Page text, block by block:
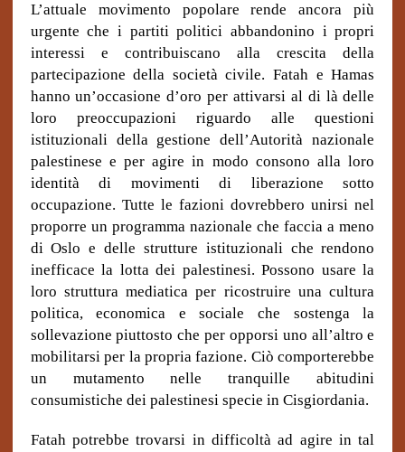
L’attuale movimento popolare rende ancora più
urgente che i partiti politici abbandonino i propri
interessi e contribuiscano alla crescita della
partecipazione della società civile. Fatah e Hamas
hanno un’occasione d’oro per attivarsi al di là delle
loro preoccupazioni riguardo alle questioni
istituzionali della gestione dell’Autorità nazionale
palestinese e per agire in modo consono alla loro
identità di movimenti di liberazione sotto
occupazione. Tutte le fazioni dovrebbero unirsi nel
proporre un programma nazionale che faccia a meno
di Oslo e delle strutture istituzionali che rendono
inefficace la lotta dei palestinesi. Possono usare la
loro struttura mediatica per ricostruire una cultura
politica, economica e sociale che sostenga la
sollevazione piuttosto che per opporsi uno all’altro e
mobilitarsi per la propria fazione. Ciò comporterebbe
un mutamento nelle tranquille abitudini
consumistiche dei palestinesi specie in Cisgiordania.
Fatah potrebbe trovarsi in difficoltà ad agire in tal